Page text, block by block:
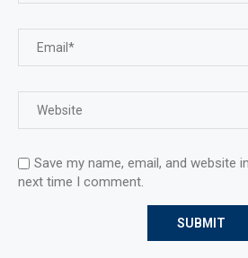
Save my name, email, and website
next time I comment.